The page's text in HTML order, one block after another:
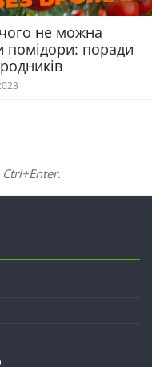
не можна
помідори: поради
Ctrl+Enter.